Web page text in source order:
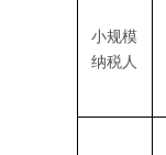
小规模
纳税人